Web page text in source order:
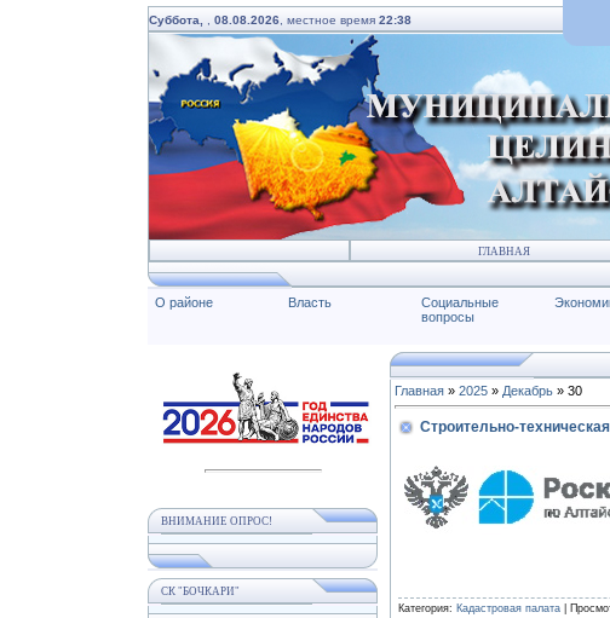
Суббота, 08.08.2026 , местное время 22:38
ГЛАВНАЯ
О районе Власть
Социальные
вопросы
ВНИМАНИЕ ОПРОС!
СК "БОЧКАРИ"
Главная » 2025 » Декабрь » 30
Строительно-
Категория: Кадастровая палата |